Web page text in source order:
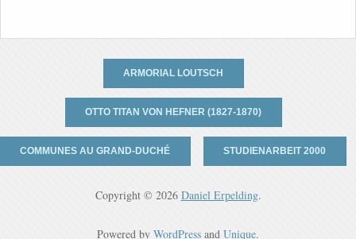
ARMORIAL LOUTSCH
OTTO TITAN VON HEFNER (1827-1870)
COMMUNES AU GRAND-DUCHÉ STUDIENARBEIT 2000
Copyright © 2026 Daniel Erpelding.
Powered by WordPress and Unique.